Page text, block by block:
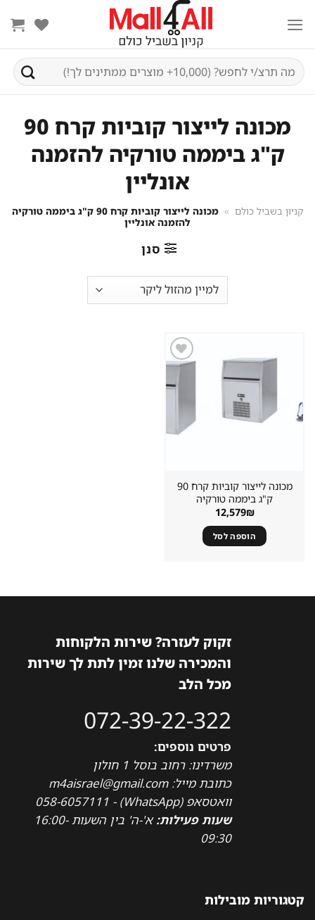
content
חיפוש
עבור:
מכונה לייצור קוביות קרח 90
ק"ג ביממה טורקיה להזמנה
אונליין
קניון בשביל כולם »
מכונה לייצור קוביות קרח 90 ק"ג ביממה טורקיה
להזמנה אונליין
סנן
שמור
מוצר
במועדפים
מכונה לייצור קוביות קרח 90
ק"ג ביממה טורקיה
12,579₪
הוספה לסל
זקוק לעזרה? שירות הלקוחות
והמכירה שלנו זמין לתת לך שירות
מכל הלב
072-39-22-322
פרטים נוספים:
משרדינו: רחוב בוסל 1 חולון
כתובת מייל: m4aisrael@gmail.com
וואטסאפ (WhatsApp) - 058-6057111
שעות פעילות:
א'-ה' בין השעות 16:00-
09:30
קטגוריות מובילות